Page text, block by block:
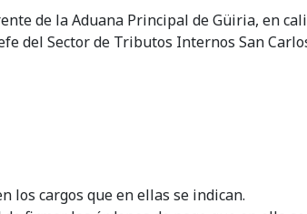
de la Aduana Principal de Güiria, en
del Sector de Tributos Internos San
los cargos que en ellas se indican.